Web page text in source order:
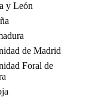
y León
de Madrid
Foral de